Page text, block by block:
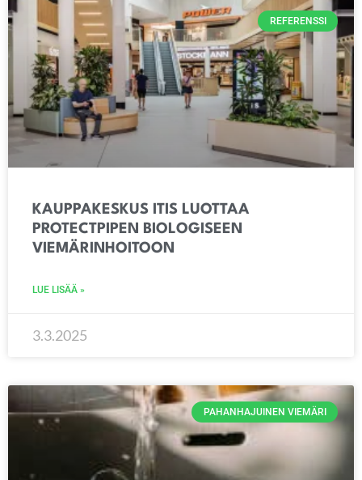
REFERENSSI
KAUPPAKESKUS ITIS LUOTTAA
PROTECTPIPEN BIOLOGISEEN
VIEMÄRINHOITOON
LUE LISÄÄ »
3.3.2025
PAHANHAJUINEN VIEMÄRI